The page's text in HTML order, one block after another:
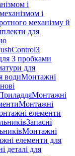
і
і
механізму й
для
З
З пробками
для
водиМонтажні
Монтажні
Монтажні
елементи
Запасні
Монтажні
елементи для
деталі для